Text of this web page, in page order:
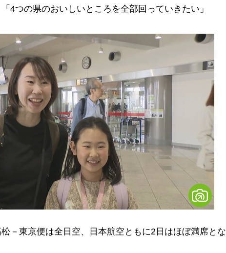
4つの県のおいしいところを全部回っていきたい」
－東京便は全日空、日本航空ともに2日はほぼ満席とな